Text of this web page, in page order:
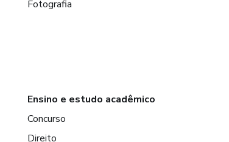
Fotografia
Ensino e estudo acadêmico
Concurso
Direito